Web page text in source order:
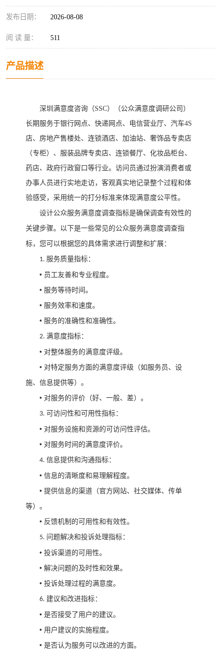
发布日期： 2026-08-08
阅 读 量： 511
产品描述
深圳满意度咨询（SSC）（公众满意度调研公司 ）
长期服务于银行网点、 快递网点、 电信营业厅、汽车4S
店、房地产售楼处、连锁酒店、加油站、奢饰品专卖店
（专柜）、服装品牌专卖店、连锁餐厅、化妆品柜台、
药店、政府行政窗口等行业。访问员通过扮演消费者或
办事人员进行实地走访，客观真实地记录整个过程和体
验感受，采用统一的打分标准来体现满意度公平性。
设计公众服务满意度调查指标是确保调查有效性的
关键步骤。以下是一些常见的公众服务满意度调查指
标，您可以根据您的具体需求进行调整和扩展：
1. 服务质量指标：
• 员工友善和专业程度。
• 服务等待时间。
• 服务效率和速度。
• 服务的准确性和准确性。
2. 满意度指标：
• 对整体服务的满意度评级。
• 对特定服务方面的满意度评级（如服务员、设
施、信息提供等）。
• 对服务的评价（好、一般、差）。
3. 可访问性和可用性指标：
• 对服务设施和资源的可访问性评估。
• 对服务时间的满意度评价。
4. 信息提供和沟通指标：
• 信息的清晰度和易理解程度。
• 提供信息的渠道（官方网站、社交媒体、传单
等）。
• 反馈机制的可用性和有效性。
5. 问题解决和投诉处理指标：
• 投诉渠道的可用性。
• 解决问题的及时性和效果。
• 投诉处理过程的满意度。
6. 建议和改进指标：
• 是否接受了用户的建议。
• 用户建议的实施程度。
• 是否认为服务可以改进的方面。